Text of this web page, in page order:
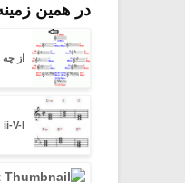
در همین
از
ii-V-I